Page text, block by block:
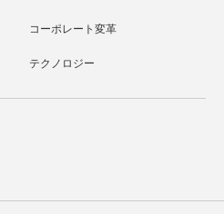
コーポレート変革
テクノロジー